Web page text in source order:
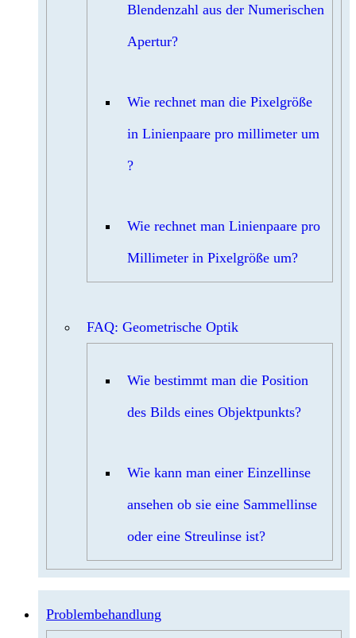
Blendenzahl aus der Numerischen
Apertur?
Wie rechnet man die Pixelgröße
in Linienpaare pro millimeter um
?
Wie rechnet man Linienpaare pro
Millimeter in Pixelgröße um?
FAQ: Geometrische Optik
Wie bestimmt man die Position
des Bilds eines Objektpunkts?
Wie kann man einer Einzellinse
ansehen ob sie eine Sammellinse
oder eine Streulinse ist?
Problembehandlung